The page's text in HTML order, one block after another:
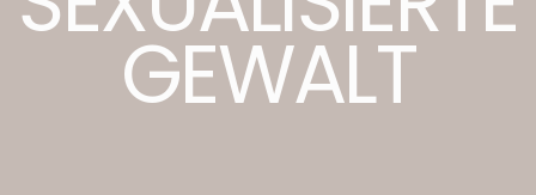
GEWALT